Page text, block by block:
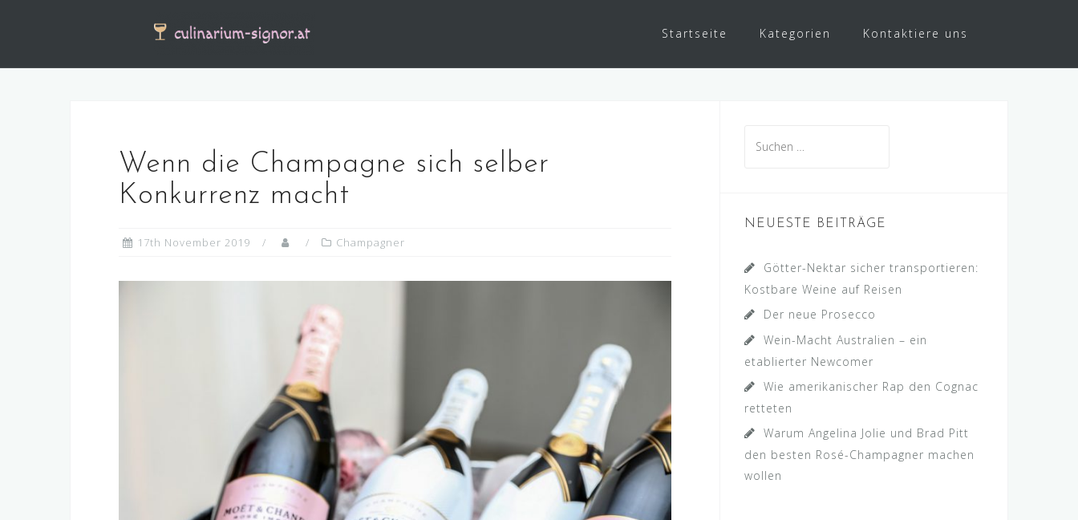
Startseite Kategorien Kontaktiere uns
Wenn die Champagne sich selber
Konkurrenz macht
17th November 2019 Champagner
nach:
NEUESTE BEITRÄGE
Götter-Nektar sicher transportieren:
Kostbare Weine auf Reisen
Der neue Prosecco
Wein-Macht Australien – ein
etablierter Newcomer
Wie amerikanischer Rap den Cognac
retteten
Warum Angelina Jolie und Brad Pitt
den besten Rosé-Champagner machen
wollen